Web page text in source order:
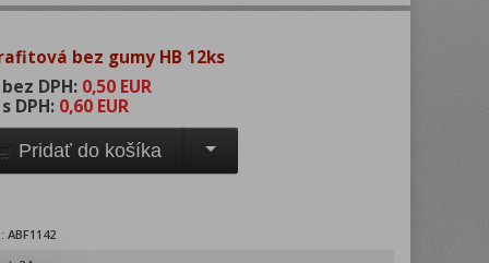
bez gumy HB 12ks
DPH: 0,50 EUR
DPH: 0,60 EUR
Pridať do košíka
ABF1142